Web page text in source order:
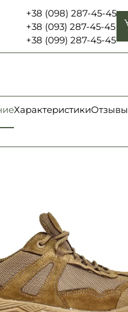
+38 (098) 287-45-45
+38 (093) 287-45-45
+38 (099) 287-45-45
0
0
, нашивки
ХарактеристикиОтзывы